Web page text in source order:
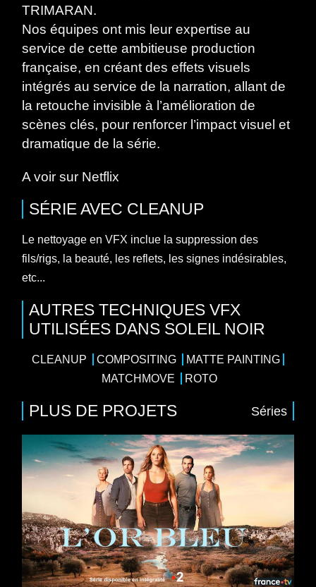
TRIMARAN.
Nos équipes ont mis leur expertise au
service de cette ambitieuse production
française, en créant des effets visuels
intégrés au service de la narration, allant de
la retouche invisible à l’amélioration de
scènes clés, pour renforcer l’impact visuel et
dramatique de la série.
A voir sur Netflix
SÉRIEAVEC CLEANUP
Le nettoyage en VFX inclue la suppression des
fils/rigs, la beauté, les reflets, les signes indésirables,
etc...
AUTRES TECHNIQUES VFX
UTILISÉES DANS SOLEIL NOIR
CLEANUP COMPOSITING
MATTE PAINTING
MATCHMOVE
ROTO
PLUS DE PROJETS Séries
Séries
8 x 52
Saga familiale/ Drame/Thriller
Casting : Barbara Probst, Tom Leeb, Valérie Karsenti, Marie
Kremer, Samir
Production : Banijay France, France Télévisions